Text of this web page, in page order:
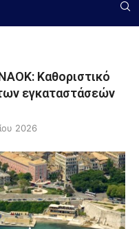
Καθοριστικό
εγκαταστάσεών
2026